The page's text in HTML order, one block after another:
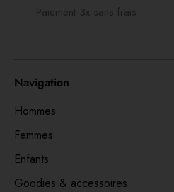
Paiement 3x sans frais
Navigation
Hommes
Femmes
Enfants
Goodies & accessoires